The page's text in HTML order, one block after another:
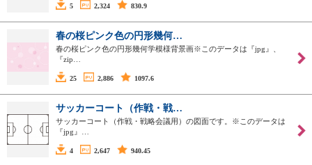
5 2,324 830.9
春の桜ピンク色の円形幾何…
春の桜ピンク色の円形幾何学模様背景画※このデータは『jpg』、
『zip…
25 2,886 1097.6
サッカーコート（作戦・戦…
サッカーコート（作戦・戦略会議用）の図面です。※このデータは
『jpg』…
4 2,647 940.45